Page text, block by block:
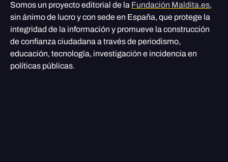
Somos un proyecto editorial de la Fundación Maldita.es,
sin ánimo de lucro y con sede en España, que protege la
integridad de la información y promueve la construcción
de confianza ciudadana a través de periodismo,
educación, tecnología, investigación e incidencia en
políticas públicas.